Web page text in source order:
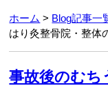
ホーム > Blog記事一
はり灸整骨院・整体
事故後のむち